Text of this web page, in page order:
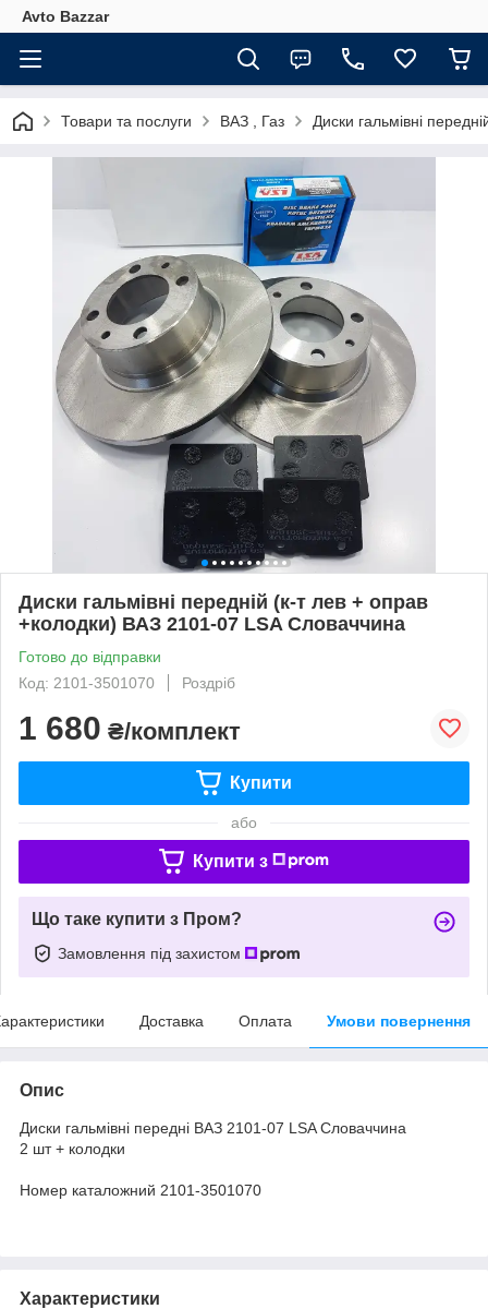
Avto Bazzar
Товари та послуги ВАЗ , Газ Диски гальмівні
Диски гальмівні передній (к-т лев + оправ
+колодки) ВАЗ 2101-07 LSA Словаччина
Готово до відправки
Код: 2101-3501070
Роздріб
1 680 ₴/комплект
Купити
або
Купити з
Що таке купити з Пром?
Замовлення під захистом
Доставка Оплата Умови повернення
Опис
Диски гальмівні передні ВАЗ 2101-07 LSA Словаччина
2 шт + колодки
Номер каталожний 2101-3501070
Характеристики